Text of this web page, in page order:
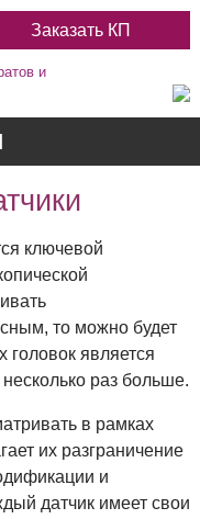
Заказать КП
и
ключевой
то можно будет
головок является
раз больше.
в рамках
их разграничение
и
датчик имеет свои